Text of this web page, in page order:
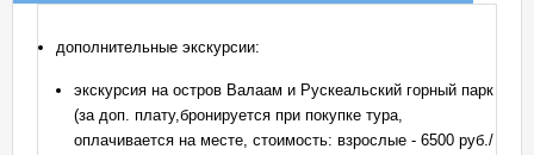
дополнительные экскурсии:
экскурсия на остров Валаам и Рускеальский горный парк
(за доп. плату,бронируется при покупке тура,
оплачивается на месте, стоимость: взрослые - 6500 руб./